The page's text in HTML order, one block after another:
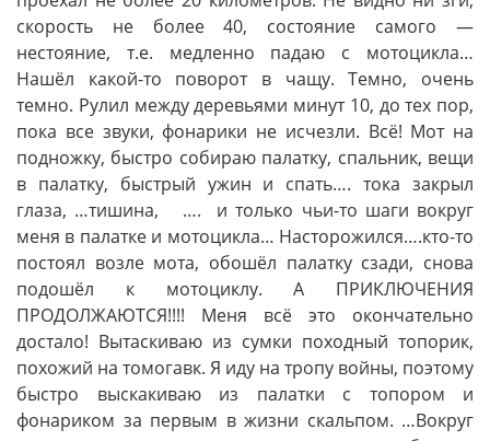
скорость не более 40, состояние самого —
нестояние, т.е. медленно падаю с мотоцикла…
Нашёл какой-то поворот в чащу. Темно, очень
темно. Рулил между деревьями минут 10, до тех пор,
пока все звуки, фонарики не исчезли. Всё! Мот на
подножку, быстро собираю палатку, спальник, вещи
в палатку, быстрый ужин и спать…. тока закрыл
глаза, …тишина, …. и только чьи-то шаги вокруг
меня в палатке и мотоцикла… Насторожился….кто-то
постоял возле мота, обошёл палатку сзади, снова
подошёл к мотоциклу. А ПРИКЛЮЧЕНИЯ
ПРОДОЛЖАЮТСЯ!!!! Меня всё это окончательно
достало! Вытаскиваю из сумки походный топорик,
похожий на томогавк. Я иду на тропу войны, поэтому
быстро выскакиваю из палатки с топором и
фонариком за первым в жизни скальпом. …Вокруг